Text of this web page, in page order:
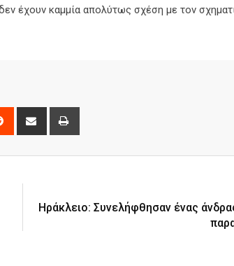
έχουν καμμία απολύτως σχέση με τον
Reddit
Share
Ηράκλειο: Συνελήφθησαν ένας